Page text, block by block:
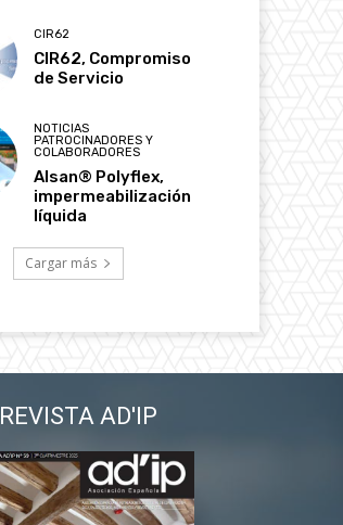
CIR62
CIR62, Compromiso
de Servicio
NOTICIAS
PATROCINADORES Y
COLABORADORES
Alsan® Polyflex,
impermeabilización
líquida
Cargar más
REVISTA AD'IP